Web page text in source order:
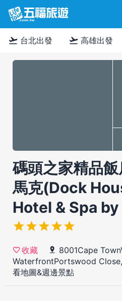
flight_takeoff 台北出發 flight_takeoff 高雄出發
碼頭之家精品
馬克(Dock
Hotel & Spa
收藏
8001Cape
WaterfrontPortswood
看地圖&週邊景點